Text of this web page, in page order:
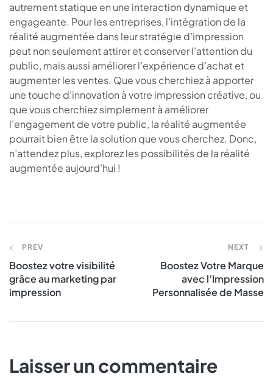
autrement statique en une interaction dynamique et
engageante. Pour les entreprises, l’intégration de la
réalité augmentée dans leur stratégie d’impression
peut non seulement attirer et conserver l’attention du
public, mais aussi améliorer l’expérience d’achat et
augmenter les ventes. Que vous cherchiez à apporter
une touche d’innovation à votre impression créative, ou
que vous cherchiez simplement à améliorer
l’engagement de votre public, la réalité augmentée
pourrait bien être la solution que vous cherchez. Donc,
n’attendez plus, explorez les possibilités de la réalité
augmentée aujourd’hui !
PREV
Boostez votre visibilité
grâce au marketing par
impression
NEXT
Boostez Votre Marque
avec l’Impression
Personnalisée de Masse
Laisser un commentaire